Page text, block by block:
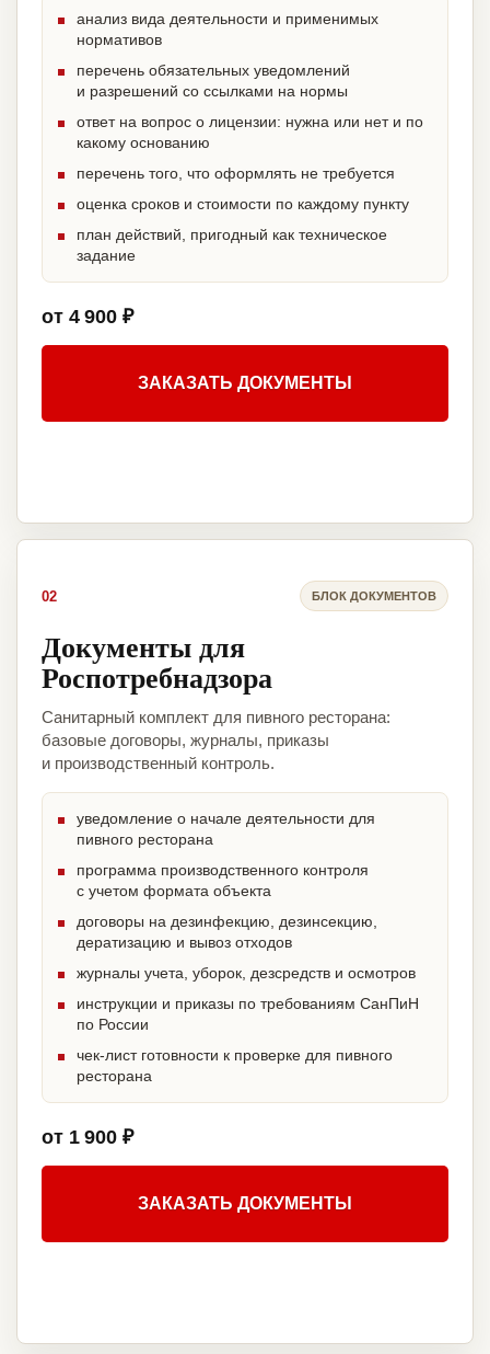
анализ вида деятельности и применимых
нормативов
перечень обязательных уведомлений
и разрешений со ссылками на нормы
ответ на вопрос о лицензии: нужна или нет и по
какому основанию
перечень того, что оформлять не требуется
оценка сроков и стоимости по каждому пункту
план действий, пригодный как техническое
задание
от 4 900 ₽
ЗАКАЗАТЬ ДОКУМЕНТЫ
02 БЛОК ДОКУМЕНТОВ
Документы для
Роспотребнадзора
Санитарный комплект для пивного ресторана:
базовые договоры, журналы, приказы
и производственный контроль.
уведомление о начале деятельности для
пивного ресторана
программа производственного контроля
с учетом формата объекта
договоры на дезинфекцию, дезинсекцию,
дератизацию и вывоз отходов
журналы учета, уборок, дезсредств и осмотров
инструкции и приказы по требованиям СанПиН
по России
чек-лист готовности к проверке для пивного
ресторана
от 1 900 ₽
ЗАКАЗАТЬ ДОКУМЕНТЫ